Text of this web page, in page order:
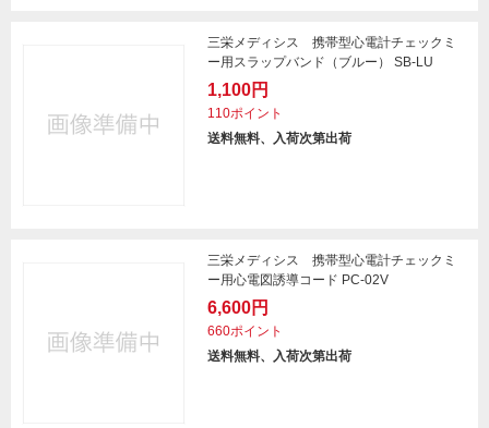
三栄メディシス 携帯型心電計チェックミ
ー用スラップバンド（ブルー） SB-LU
1,100円
110ポイント
送料無料、入荷次第出荷
三栄メディシス 携帯型心電計チェックミ
ー用心電図誘導コード PC-02V
6,600円
660ポイント
送料無料、入荷次第出荷